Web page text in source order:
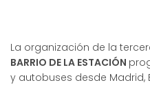
La organización de la
BARRIO DE LA ESTACIÓN
y autobuses desde Madrid,